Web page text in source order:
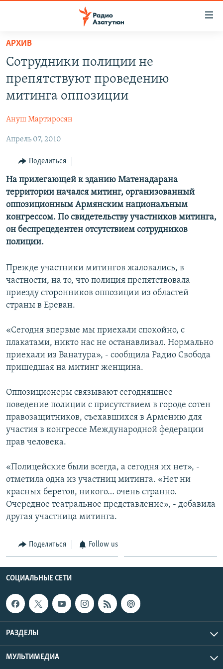
Перейти
основному
содержанию
Перейти
основной
навигации
Перейти
поиску
НОВОСТИ
ПОЛИТИКА
ЭКОНОМИКА
РЕГИОН
НАГОРНЫЙ КАРАБАХ
КУЛЬТУРА
СПОРТ
АРХИВ
Հայերեն
Русский
Все сайты Радио Азатутюн
АРХИВ
Сотрудники полиции не
препятствуют проведению
митинга оппозиции
Ануш Мартиросян
Апрель 07, 2010
Поделиться
На прилегающей к зданию Матенадарана
территории начался митинг, организованный
оппозиционным Армянским национальным
конгрессом. По свидетельству участников митинга,
он беспрецедентен отсутствием сотрудников
полиции.
Прежде участники митингов жаловались, в
частности, на то, что полиция препятствовала
приезду сторонников оппозиции из областей
страны в Ереван.
«Сегодня впервые мы приехали спокойно, с
плакатами, никто нас не останавливал. Нормально
приехали из Ванатура», - сообщила Радио Свобода
пришедшая на митинг женщина.
Оппозиционеры связывают сегодняшнее
поведение полиции с присутствием в городе сотен
правозащитников, съехавшихся в Армению для
участия в конгрессе Международной федерации
прав человека.
«Полицейские были всегда, а сегодня их нет», -
отметила одна из участниц митинга. «Нет ни
красных беретов, никого… очень странно.
Очередное театральное представление», - добавила
другая участница митинга.
Поделиться Follow us
СОЦИАЛЬНЫЕ СЕТИ
РАЗДЕЛЫ
МУЛЬТИМЕДИА